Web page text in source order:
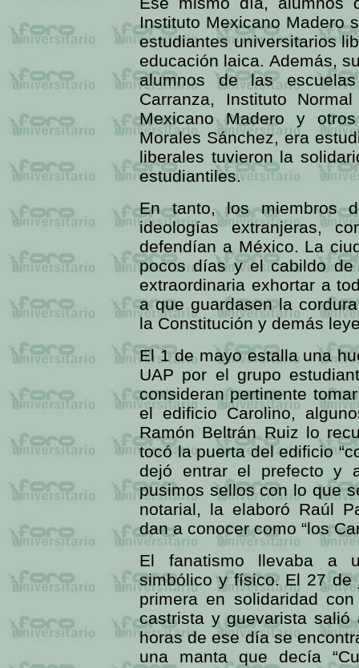
Instituto Mexicano Madero
estudiantes universitarios
educación laica. Además,
alumnos de las
Carranza, Instituto
Mexicano Madero y
Morales Sánchez, era
liberales tuvieron la
estudiantiles.
En tanto, los miembros
ideologías extranjeras,
defendían a México. La
pocos días y el cabildo
extraordinaria exhortar a
a que guardasen la
la Constitución y demás
El 1 de mayo estalla una
UAP por el grupo
consideran pertinente
el edificio Carolino,
Ramón Beltrán Ruiz lo
tocó la puerta del edificio
dejó entrar el prefecto y
pusimos sellos con lo que
notarial, la elaboró Raúl
dan a conocer como “los
El fanatismo llevaba a
simbólico y físico. El 27 de
primera en solidaridad
castrista y guevarista salió
horas de ese día se
una manta que decía